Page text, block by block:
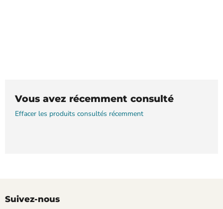
Vous avez récemment consulté
Effacer les produits consultés récemment
Suivez-nous